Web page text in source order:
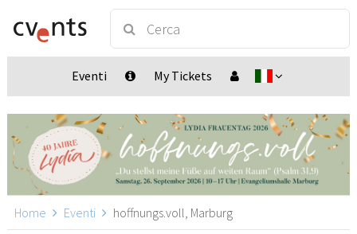
Eventi My Tickets
Home Eventi hoffnungs.voll, Marburg